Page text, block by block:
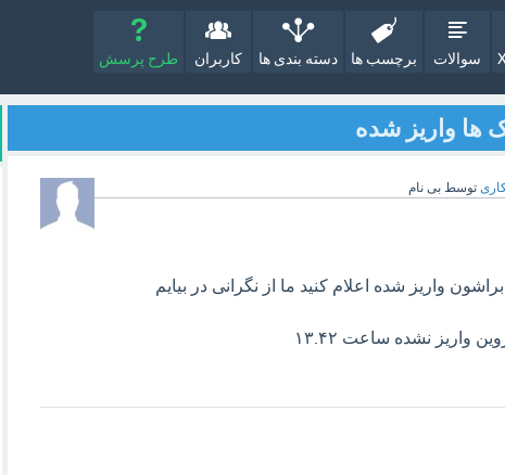
سوالات برچسب ها دسته بندی ها کاربران طرح پرسش
توسط بی نام
واریز شده اعلام کنید ما از نگرانی در بیایم